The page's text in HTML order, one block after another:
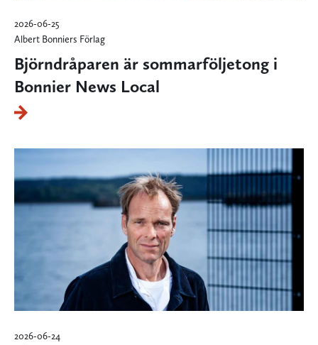
2026-06-25
Albert Bonniers Förlag
Björndråparen är sommarföljetong i
Bonnier News Local
2026-06-24